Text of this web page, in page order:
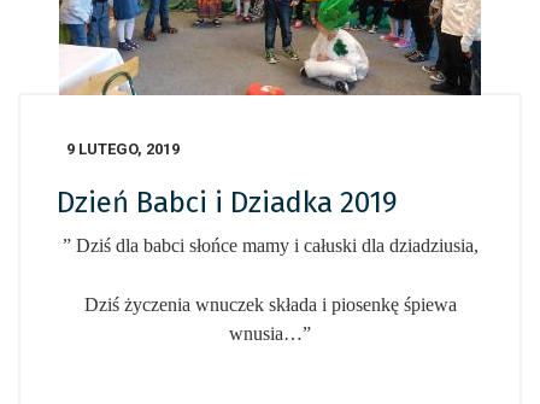
9 LUTEGO, 2019
Dzień Babci i Dziadka 2019
” Dziś dla babci słońce mamy i całuski dla dziadziusia,
Dziś życzenia wnuczek składa i piosenkę śpiewa
wnusia…”